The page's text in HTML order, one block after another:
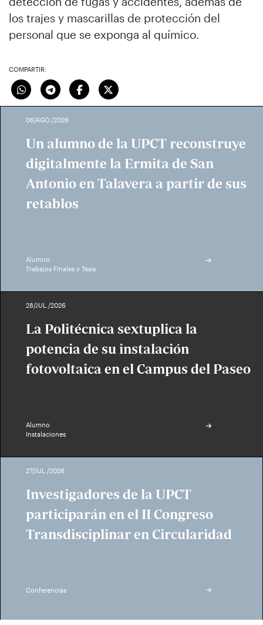
los trajes y mascarillas de protección del
personal que se exponga al químico.
COMPARTIR:
06/AGO./2026
Un alumno de la UPCT reconstruye
digitalmente la Ermita de San
Antonio en Talavera a partir de sus
retablos
Alumno
Trabajos Finales y Tesis
28/JUL./2026
La Politécnica sextuplica la
potencia de su instalación
fotovoltaica en el Campus del Paseo
Alumno
Instalaciones
27/JUL./2026
Investigadores de la UPCT
participarán en el II Congreso
Transdisciplinar en Circularidad
Conferencias